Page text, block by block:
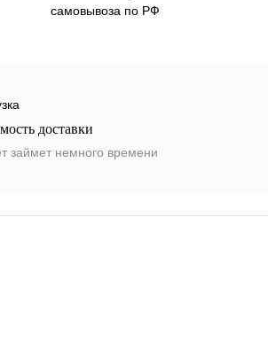
самовывоза по РФ
доставки
займет немного времени